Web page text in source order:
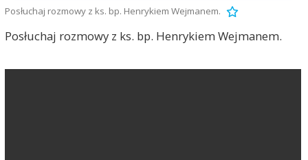
Posłuchaj rozmowy z ks. bp. Henrykiem Wejmanem.
Posłuchaj rozmowy z ks. bp. Henrykiem Wejmanem.